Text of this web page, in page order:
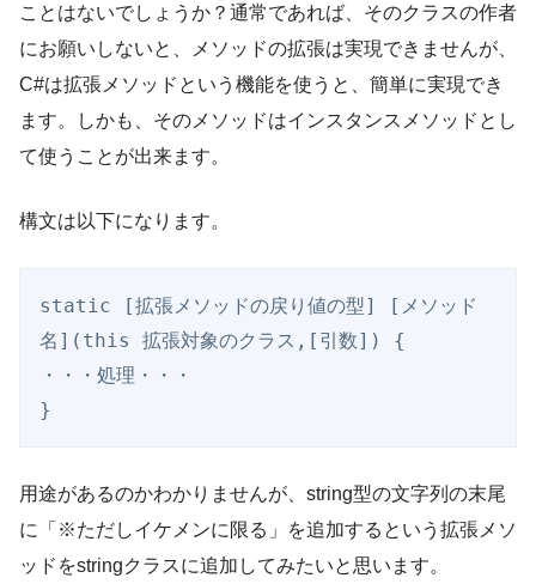
ことはないでしょうか？通常であれば、そのクラスの作者
にお願いしないと、メソッドの拡張は実現できませんが、
C#は拡張メソッドという機能を使うと、簡単に実現でき
ます。しかも、そのメソッドはインスタンスメソッドとし
て使うことが出来ます。
構文は以下になります。
static [拡張メソッドの戻り値の型] [メソッド
名](this 拡張対象のクラス,[引数]) {
・・・処理・・・
用途があるのかわかりませんが、string型の文字列の末尾
に「※ただしイケメンに限る」を追加するという拡張メソ
ッドをstringクラスに追加してみたいと思います。